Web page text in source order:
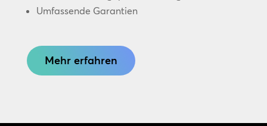
Umfassende Garantien
Mehr erfahren